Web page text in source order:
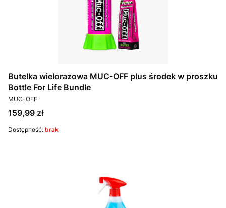
Butelka wielorazowa MUC-OFF plus środek w proszku
Bottle For Life Bundle
PRODUCENT
MUC-OFF
Cena
159,99 zł
Dostępność: brak